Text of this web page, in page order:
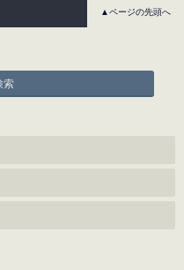
▲ページの先頭へ
索